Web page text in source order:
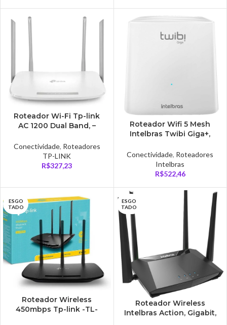
Roteador Wi-Fi Tp-link
AC 1200 Dual Band, –
Conectividade, Roteadores
TP-LINK
R$327,23
Roteador Wifi 5 Mesh
Intelbras Twibi Giga+,
180 Metros, 60 Usuários,
Branco – 311
Conectividade, Roteadores
Intelbras
R$522,46
ESGO
TADO
Roteador Wireless
450mbps Tp-link -TL-
ESGO
TADO
Roteador Wireless
Intelbras Action, Gigabit,